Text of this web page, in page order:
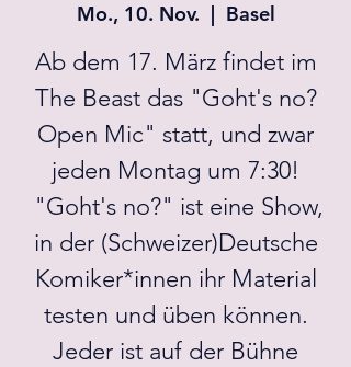
Mo., 10. Nov.
  |
Basel
Ab dem 17. März findet im
The Beast das "Goht's no?
Open Mic" statt, und zwar
jeden Montag um 7:30!
"Goht's no?" ist eine Show,
in der (Schweizer)Deutsche
Komiker*innen ihr Material
testen und üben können.
Jeder ist auf der Bühne